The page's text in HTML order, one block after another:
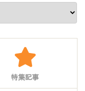
特集記事